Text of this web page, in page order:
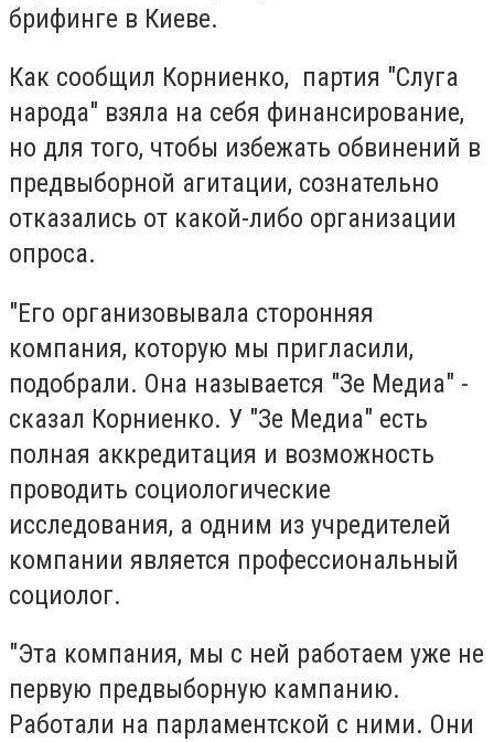
брифинге в Киеве.
Как сообщил Корниенко, партия "Слуга
народа" взяла на себя финансирование,
но для того, чтобы избежать обвинений в
предвыборной агитации, сознательно
отказались от какой-либо организации
опроса.
"Его организовывала сторонняя
компания, которую мы пригласили,
подобрали. Она называется "Зе Медиа" -
сказал Корниенко. У "Зе Медиа" есть
полная аккредитация и возможность
проводить социологические
исследования, а одним из учредителей
компании является профессиональный
социолог.
"Эта компания, мы с ней работаем уже не
первую предвыборную кампанию.
Работали на парламентской с ними. Они